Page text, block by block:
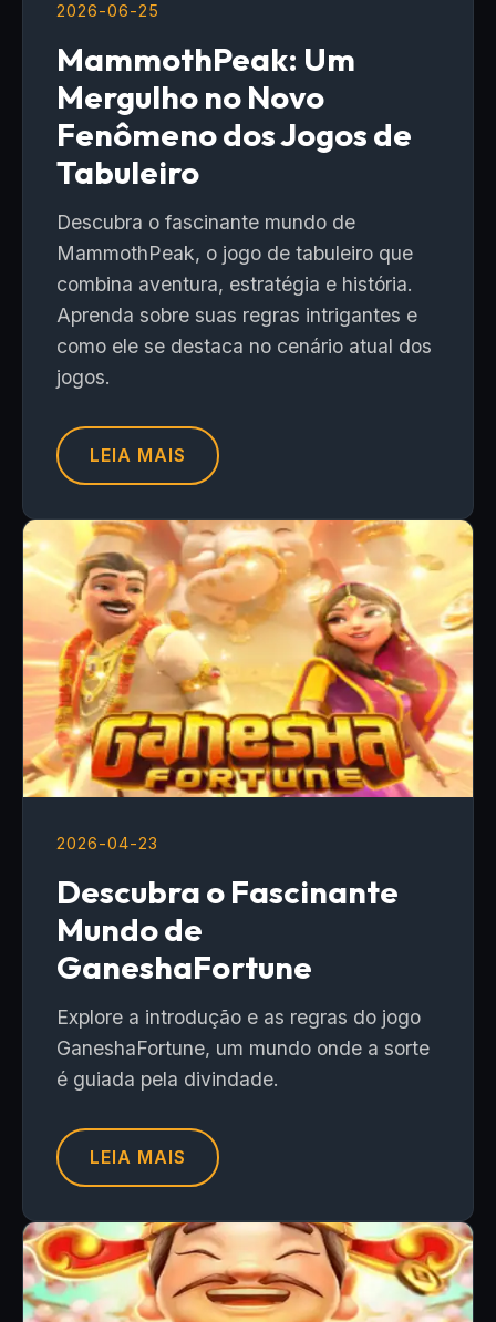
2026-06-25
MammothPeak: Um
Mergulho no Novo
Fenômeno dos Jogos de
Tabuleiro
Descubra o fascinante mundo de
MammothPeak, o jogo de tabuleiro que
combina aventura, estratégia e história.
Aprenda sobre suas regras intrigantes e
como ele se destaca no cenário atual dos
jogos.
LEIA MAIS
2026-04-23
Descubra o Fascinante
Mundo de
GaneshaFortune
Explore a introdução e as regras do jogo
GaneshaFortune, um mundo onde a sorte
é guiada pela divindade.
LEIA MAIS